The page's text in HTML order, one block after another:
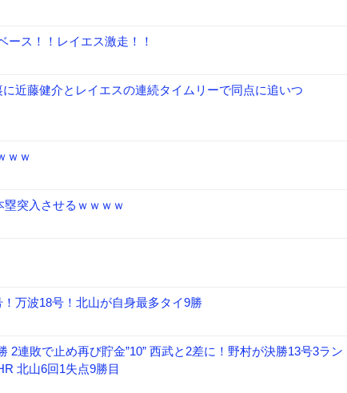
ース！！レイエス激走！！
近藤健介とレイエスの連続タイムリーで同点に追いつ
ｗｗ
塁突入させるｗｗｗｗ
万波18号！北山が自身最多タイ9勝
2連敗で止め再び貯金”10” 西武と2差に！野村が決勝13号3ラン
北山6回1失点9勝目